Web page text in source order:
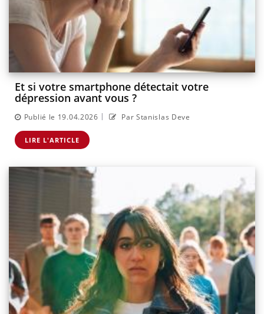
Et si votre smartphone détectait votre
dépression avant vous ?
Publié le 19.04.2026 | Par Stanislas Deve
LIRE L'ARTICLE